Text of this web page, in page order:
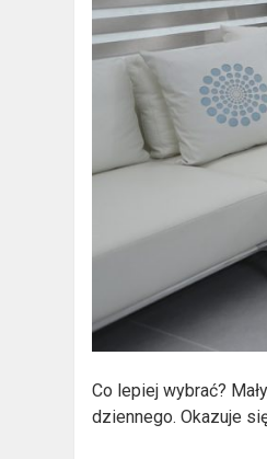
Co lepiej wybrać?
dziennego. Okazuje